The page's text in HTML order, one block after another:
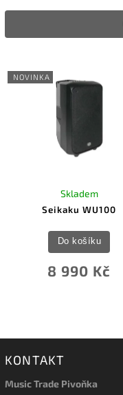
Nejdražší
NOVINKA
Seikaku WU100
Skladem
8 990 Kč
Do košíku
KONTAKT
Music Trade Pivoňka